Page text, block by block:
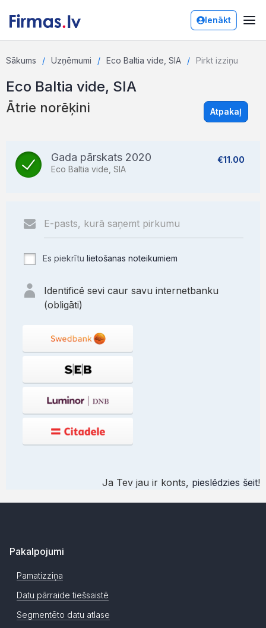
Ienākt
Sākums Uzņēmumi Eco Baltia vide, SIA Pirkt izziņu
Eco Baltia vide, SIA
Ātrie norēķini Atpakaļ
Gada pārskats 2020
Eco Baltia vide, SIA
€11.00
Es piekrītu lietošanas noteikumiem
Identificē sevi caur savu internetbanku
(obligāti)
Ja Tev jau ir konts, pieslēdzies šeit!
Pakalpojumi
Pamatizziņa
Datu pārraide tiešsaistē
Segmentēto datu atlase